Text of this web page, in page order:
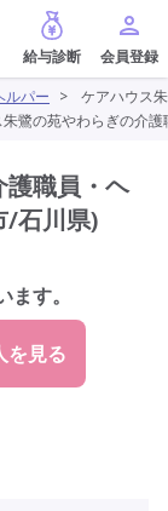
給与診断
ルパー >
ケアハウス
鷺の苑やわらぎの介
護職員・ヘ
/石川県)
す。